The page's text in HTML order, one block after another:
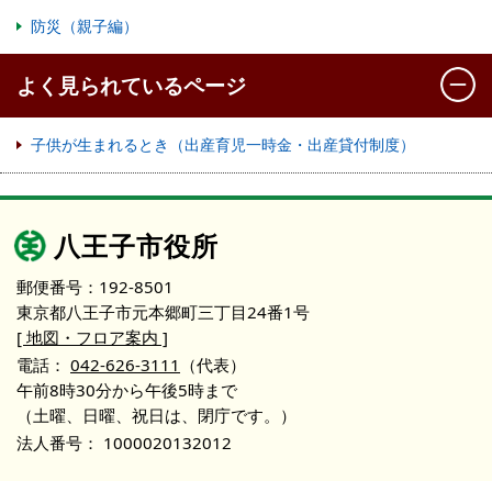
防災（親子編）
よく見られているページ
子供が生まれるとき（出産育児一時金・出産貸付制度）
八王子市役所
郵便番号：192-8501
東京都八王子市元本郷町三丁目24番1号
[ 地図・フロア案内 ]
電話： 042-626-3111 （代表）
午前8時30分から午後5時まで
（土曜、日曜、祝日は、閉庁です。）
法人番号： 1000020132012